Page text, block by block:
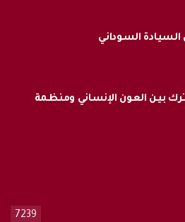
السوداني
بين العون الإنساني ومنظمة
7239